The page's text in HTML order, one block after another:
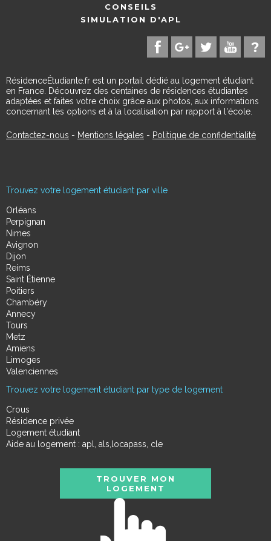
CONSEILS
SIMULATION D'APL
RésidenceÉtudiante.fr est un portail dédié au logement étudiant
en France. Découvrez des centaines de résidences étudiantes
adaptées et faites votre choix grâce aux photos, aux informations
concernant les options et à la localisation par rapport à l'école.
Contactez-nous - Mentions légales - Politique de confidentialité
Trouvez votre logement étudiant par ville
Orléans
Perpignan
Nimes
Avignon
Dijon
Reims
Saint Étienne
Poitiers
Chambéry
Annecy
Tours
Metz
Amiens
Limoges
Valenciennes
Trouvez votre logement étudiant par type de logement
Crous
Résidence privée
Logement étudiant
Aide au logement : apl, als,locapass, cle
TROUVER MON
LOGEMENT